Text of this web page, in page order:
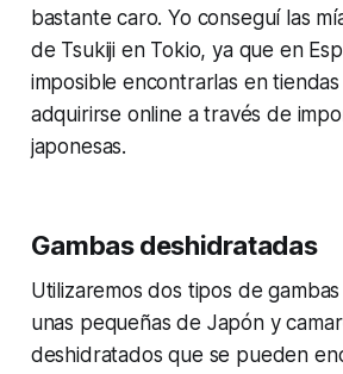
bastante caro. Yo conseguí las
de Tsukiji en Tokio, ya que en
imposible encontrarlas en
adquirirse online a través de
japonesas.
Gambas deshidratadas
Utilizaremos dos tipos de
unas pequeñas de Japón y
deshidratados que se pueden